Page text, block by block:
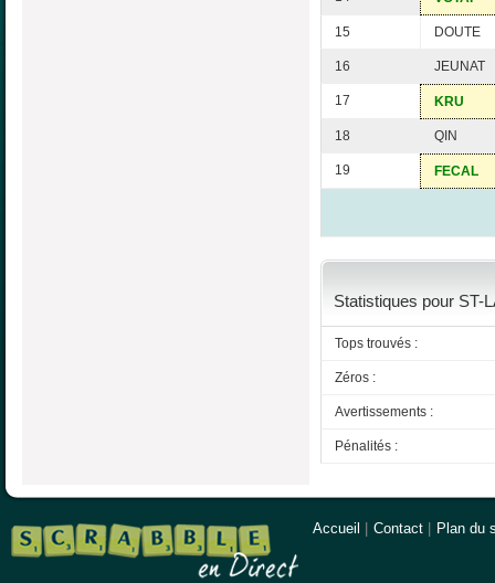
15 DOUTE
16 JEUNAT
17 KRU
18 QIN
19 FECAL
Statistiques pour ST-
Tops trouvés :
Zéros :
Avertissements :
Pénalités :
Accueil Contact Plan du